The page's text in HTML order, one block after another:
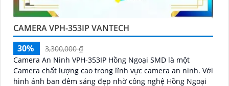
CAMERA VPH-353IP VANTECH
30%
3,300,000 ₫
Camera An Ninh VPH-353IP Hồng Ngoại SMD là một
Camera chất lượng cao trong lĩnh vực camera an ninh. Với
hình ảnh ban đêm sáng đẹp nhờ công nghệ Hồng Ngoại